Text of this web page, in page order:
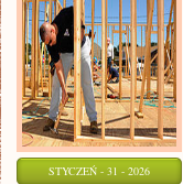
STYCZEŃ - 31 - 2026